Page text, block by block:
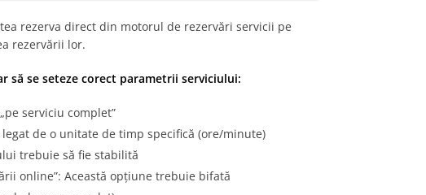
rezerva direct din motorul de rezervări servicii pe
rezervării lor.
să se seteze corect parametrii serviciului:
serviciu complet”
de o unitate de timp specifică (ore/minute)
trebuie să fie stabilită
online”: Această opțiune trebuie bifată